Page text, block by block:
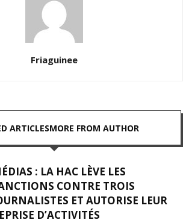
Friaguinee
ARTICLESMORE FROM AUTHOR
: LA HAC LÈVE LES
CONTRE TROIS
ET AUTORISE LEUR
D’ACTIVITÉS